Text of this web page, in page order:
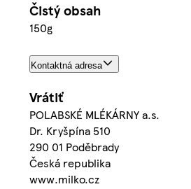
Čistý obsah
150g
Kontaktná adresa
Vrátiť
POLABSKÉ MLÉKÁRNY a.s.
Dr. Kryšpína 510
290 01 Poděbrady
Česká republika
www.milko.cz